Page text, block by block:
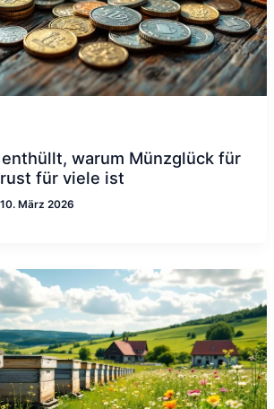
enthüllt, warum Münzglück für
für viele ist
10. März 2026